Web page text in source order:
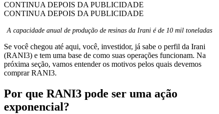
CONTINUA DEPOIS DA PUBLICIDADE
CONTINUA DEPOIS DA PUBLICIDADE
A capacidade anual de produção de resinas da Irani é de 10 mil toneladas
Se você chegou até aqui, você, investidor, já sabe o perfil da Irani
(RANI3) e tem uma base de como suas operações funcionam. Na
próxima seção, vamos entender os motivos pelos quais devemos
comprar RANI3.
Por que RANI3 pode ser uma ação
exponencial?